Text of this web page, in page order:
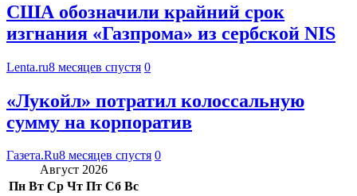
США обозначили крайний срок
изгнания «Газпрома» из сербской NIS
Lenta.ru8 месяцев спустя 0
«Лукойл» потратил колоссальную
сумму на корпоратив
Газета.Ru8 месяцев спустя 0
Август 2026
Пн Вт Ср Чт Пт Сб Вс